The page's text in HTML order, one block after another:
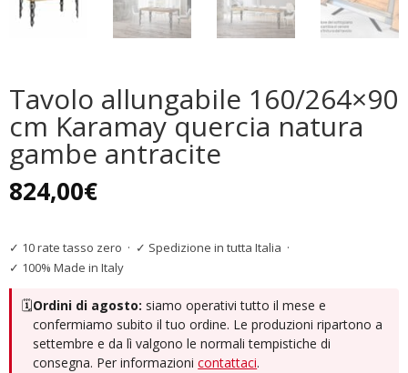
Tavolo allungabile 160/264×90
cm Karamay quercia natura
gambe antracite
824,00€
✓ 10 rate tasso zero · ✓ Spedizione in tutta Italia ·
✓ 100% Made in Italy
🗓️Ordini di agosto: siamo operativi tutto il mese e
confermiamo subito il tuo ordine. Le produzioni ripartono a
settembre e da lì valgono le normali tempistiche di
consegna. Per informazionicontattaci.